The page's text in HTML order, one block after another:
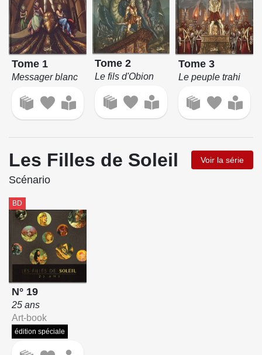
Tome 1
Messager blanc
Tome 2
Le fils d'Obion
Tome 3
Le peuple trahi
Les Filles de Soleil Voir la série
Scénario
BD
N° 19
25 ans
Art-book
édition spéciale